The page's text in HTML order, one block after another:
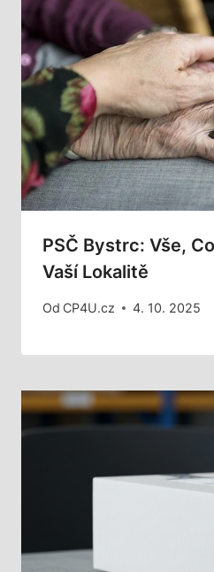
PSČ Bystrc: Vše,
Vaší Lokalitě
Od CP4U.cz 4. 10. 2025